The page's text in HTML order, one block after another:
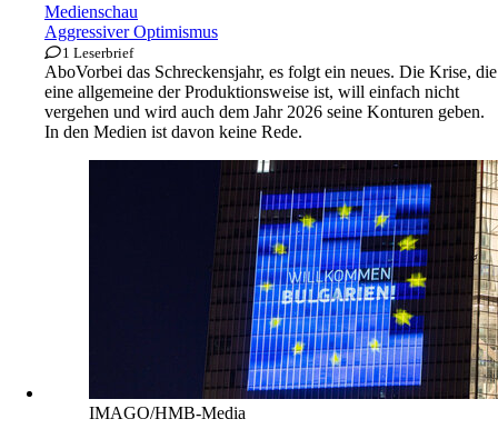
Medienschau
Aggressiver Optimismus
1 Leserbrief
AboVorbei das Schreckensjahr, es folgt ein neues. Die Krise, die
eine allgemeine der Produktionsweise ist, will einfach nicht
vergehen und wird auch dem Jahr 2026 seine Konturen geben.
In den Medien ist davon keine Rede.
IMAGO/HMB-Media